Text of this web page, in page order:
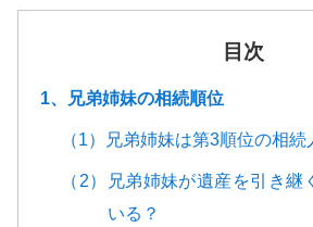
目次
1、兄弟姉妹の相続順位
（1）兄弟姉妹は第3順位の相続
（2）兄弟姉妹が遺産を引き継
いる？